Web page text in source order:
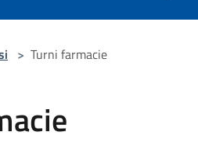
> Turni farmacie